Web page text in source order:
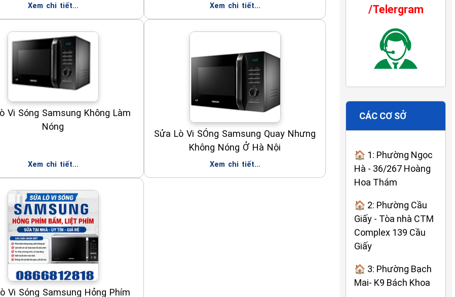
Xem chi tiết... Xem chi tiết...
Vi Sóng Samsung Không Làm
Nóng
Xem chi tiết...
Sửa Lò Vi SÓng Samsung Quay Nhưng
Không Nóng Ở Hà Nội
Xem chi tiết...
Vi Sóng Samsung Hỏng Phím
/Telergram
CÁC CƠ SỞ
🏠 1: Phường Ngọc
Hà - 36/267 Hoàng
Hoa Thám
🏠 2: Phường Cầu
Giấy - Tòa nhà CTM
Complex 139 Cầu
Giấy
🏠 3: Phường Bạch
Mai- K9 Bách Khoa